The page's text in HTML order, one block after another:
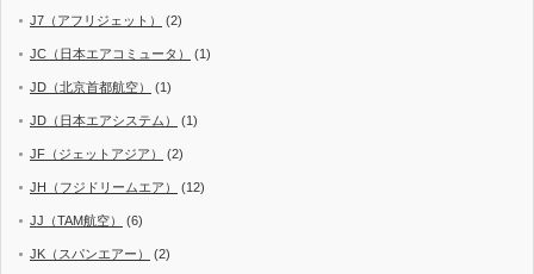
J7（アフリジェット） (2)
JC（日本エアコミュータ） (1)
JD（北京首都航空） (1)
JD（日本エアシステム） (1)
JF（ジェットアジア） (2)
JH（フジドリームエア） (12)
JJ（TAM航空） (6)
JK（スパンエアー） (2)